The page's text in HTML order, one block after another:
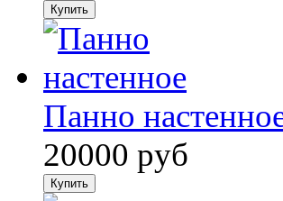
Панно
20000 руб